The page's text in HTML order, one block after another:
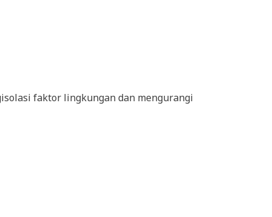
faktor lingkungan dan mengurangi